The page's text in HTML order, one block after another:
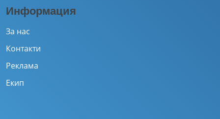
Информация
За нас
Контакти
Реклама
Екип